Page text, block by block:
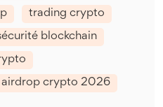
trading crypto
blockchain
airdrop crypto 2026